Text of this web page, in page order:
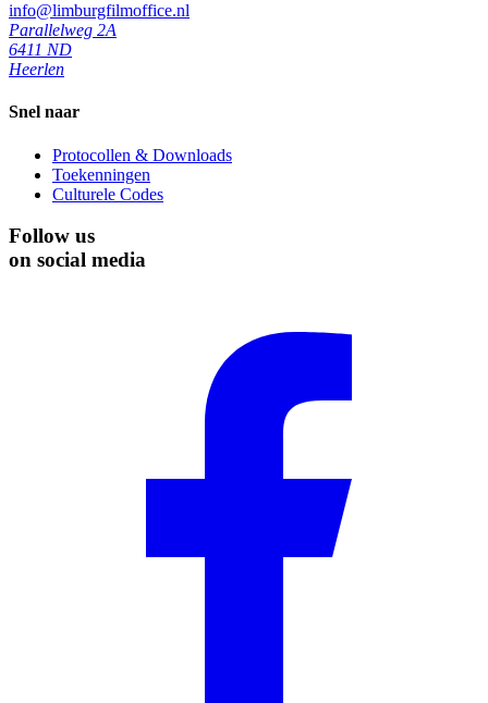
info@limburgfilmoffice.nl
Parallelweg 2A
6411 ND
Heerlen
Snel naar
Protocollen & Downloads
Toekenningen
Culturele Codes
Follow us
on social media